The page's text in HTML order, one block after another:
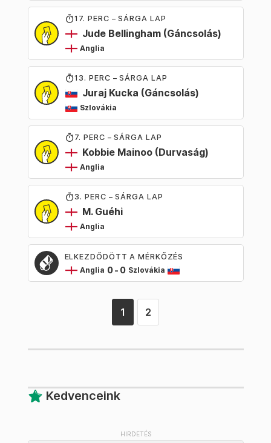
17. PERC – SÁRGA LAP
Jude Bellingham(Gáncsolás)
Anglia
13. PERC – SÁRGA LAP
Juraj Kucka (Gáncsolás)
Szlovákia
7. PERC – SÁRGA LAP
Kobbie Mainoo(Durvaság)
Anglia
3. PERC – SÁRGA LAP
M. Guéhi
Anglia
ELKEZDŐDÖTT A MÉRKŐZÉS
Anglia 0 - 0 Szlovákia
1 2
Kedvenceink